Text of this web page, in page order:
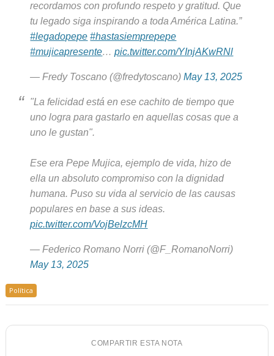
recordamos con profundo respeto y gratitud. Que
tu legado siga inspirando a toda América Latina.”
#legadopepe #hastasiemprepepe
#mujicapresente…pic.twitter.com/YInjAKwRNl
— Fredy Toscano (@fredytoscano)May 13, 2025
"La felicidad está en ese cachito de tiempo que
uno logra para gastarlo en aquellas cosas que a
uno le gustan".
Ese era Pepe Mujica, ejemplo de vida, hizo de
ella un absoluto compromiso con la dignidad
humana. Puso su vida al servicio de las causas
populares en base a sus ideas.
pic.twitter.com/VojBelzcMH
— Federico Romano Norri (@F_RomanoNorri)
May 13, 2025
Política
COMPARTIR ESTA NOTA